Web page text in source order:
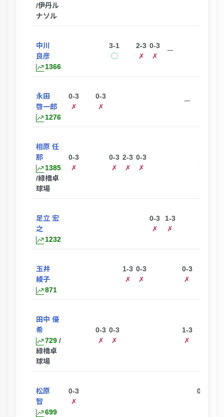
/伊丹ル
ナソル
中川
良彦
1366
3-1
◯
2-3
✗
0-3
✗
ー
永田
啓一郎
1276
0-3
✗
0-3
✗
ー
相原 任
那
1385
/緑橋卓
球場
0-3
✗
0-3
✗
2-3
✗
0-3
✗
ー
足立 宏
之
1232
0-3
✗
1-3
✗
玉井
綾子
871
1-3
✗
0-3
✗
0-3
✗
田中 優
希
729 /
緑橋卓
球場
0-3
✗
0-3
✗
1-3
✗
松原
智
699
0-3
✗
0-3